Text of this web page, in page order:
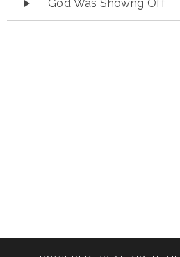
God Was Showng Off